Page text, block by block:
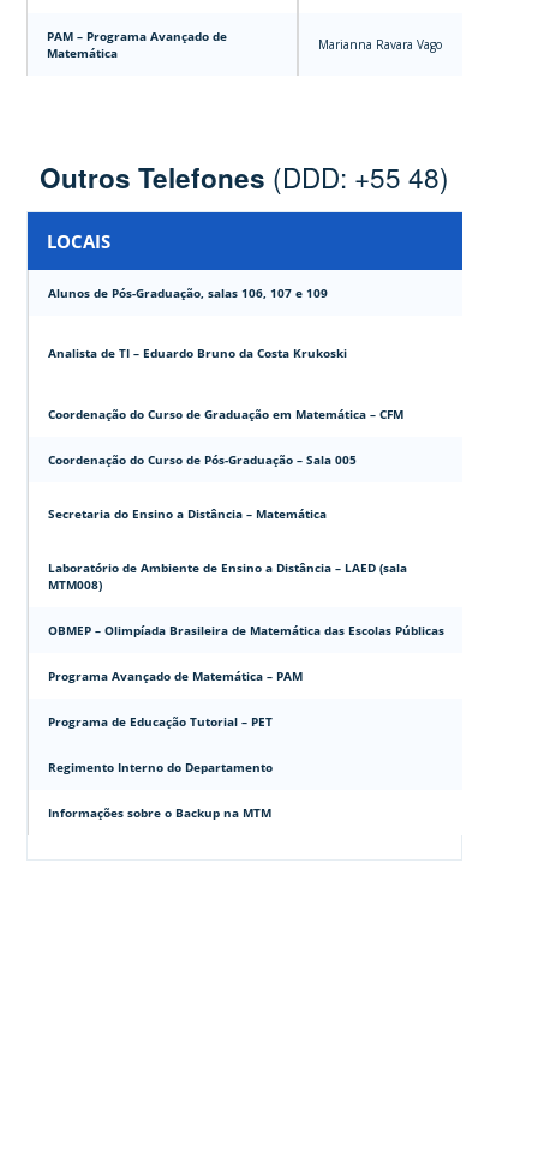
PAM – Programa Avançado de
Matemática
Marianna Ravara Vago
Outros Telefones (DDD: +55 48)
LOCAIS
Alunos de Pós-Graduação, salas 106, 107 e 109
Analista de TI – Eduardo Bruno da Costa Krukoski
Coordenação do Curso de Graduação em Matemática – CFM
Coordenação do Curso de Pós-Graduação – Sala 005
Secretaria do Ensino a Distância – Matemática
Laboratório de Ambiente de Ensino a Distância – LAED (sala
MTM008)
OBMEP – Olimpíada Brasileira de Matemática das Escolas Públicas
Programa Avançado de Matemática – PAM
Programa de Educação Tutorial – PET
Regimento Interno do Departamento
Informações sobre o Backup na MTM